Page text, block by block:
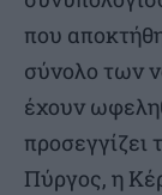
που
σύνολο των
έχουν
Πύργος, η